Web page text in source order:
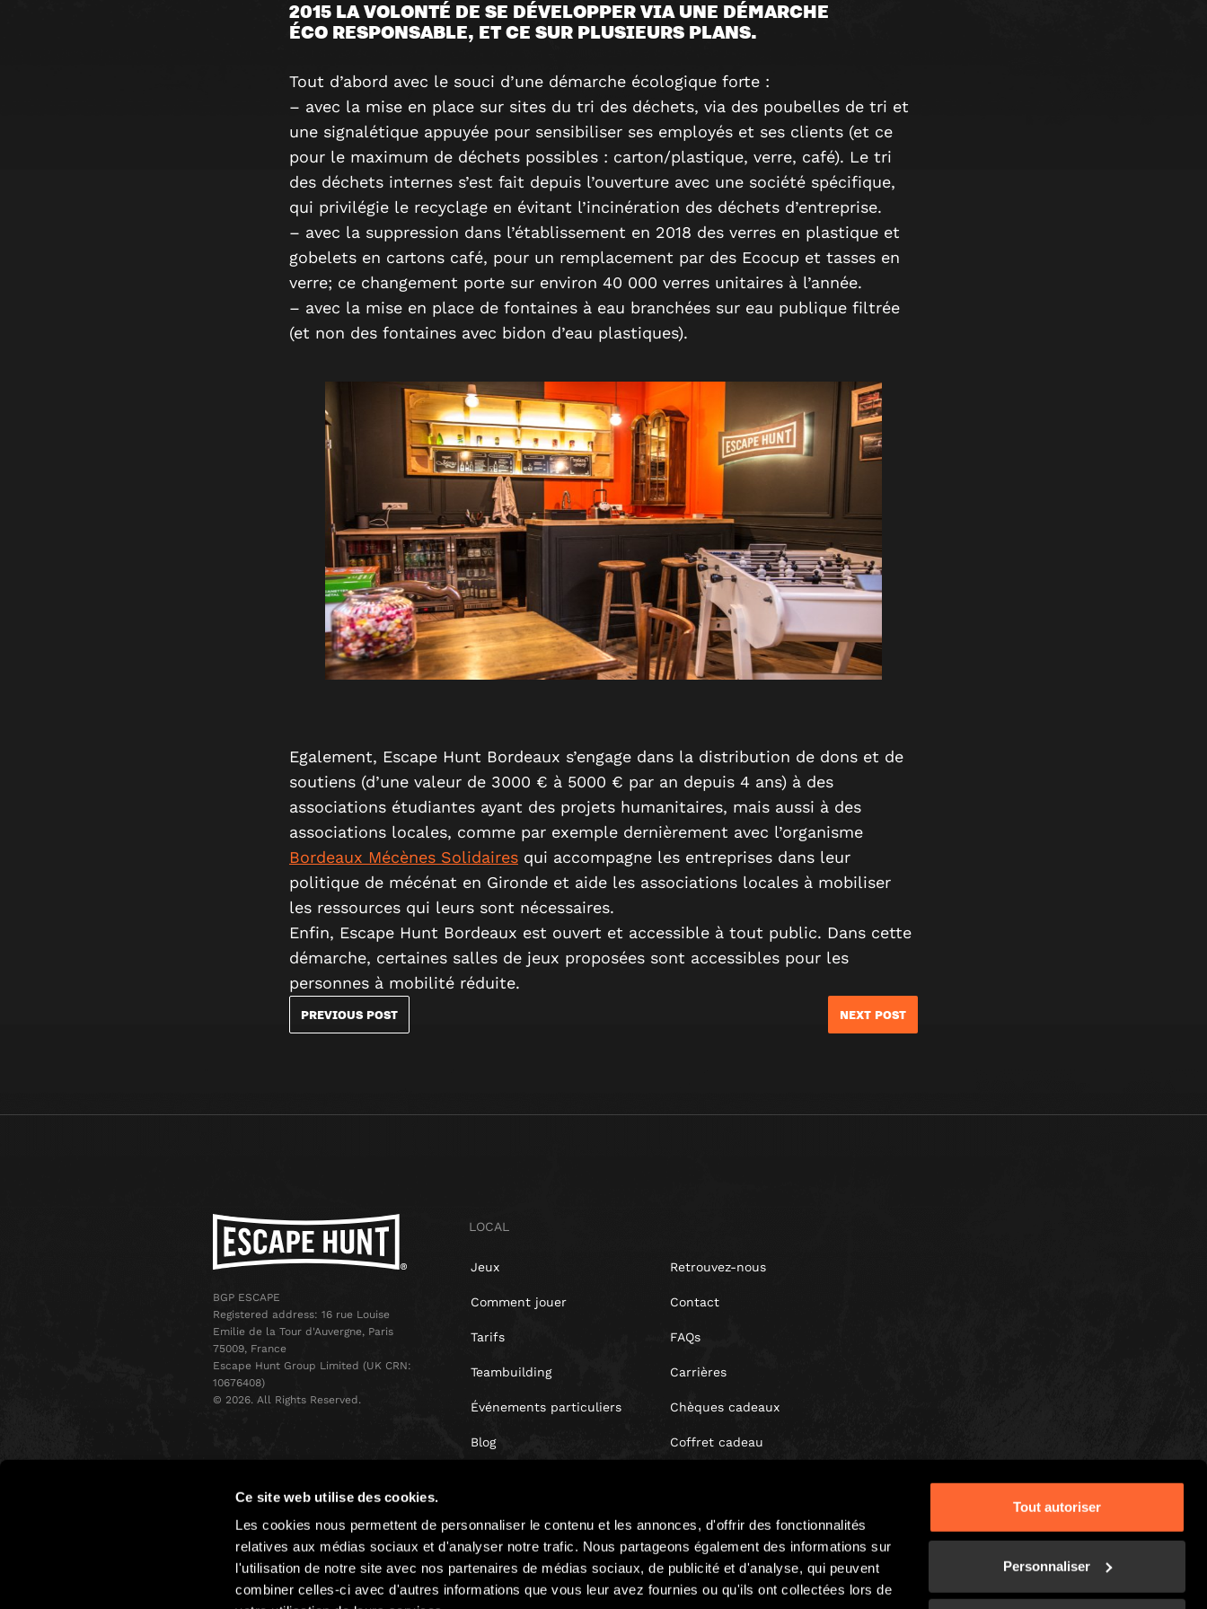
Ce site web utilise des cookies.
Les cookies nous permettent de personnaliser le contenu et les annonces, d'offrir des fonctionnalités
relatives aux médias sociaux et d'analyser notre trafic. Nous partageons également des informations sur
l'utilisation de notre site avec nos partenaires de médias sociaux, de publicité et d'analyse, qui peuvent
combiner celles-ci avec d'autres informations que vous leur avez fournies ou qu'ils ont collectées lors de
Tout autoriser
Personnaliser
2015 LA VOLONTÉ DE SE DÉVELOPPER VIA UNE DÉMARCHE
ÉCO RESPONSABLE, ET CE SUR PLUSIEURS PLANS.
Tout d’abord avec le souci d’une démarche écologique forte :
– avec la mise en place sur sites du tri des déchets, via des poubelles de tri et
une signalétique appuyée pour sensibiliser ses employés et ses clients (et ce
pour le maximum de déchets possibles : carton/plastique, verre, café). Le tri
des déchets internes s’est fait depuis l’ouverture avec une société spécifique,
qui privilégie le recyclage en évitant l’incinération des déchets d’entreprise.
– avec la suppression dans l’établissement en 2018 des verres en plastique et
gobelets en cartons café, pour un remplacement par des Ecocup et tasses en
verre; ce changement porte sur environ 40 000 verres unitaires à l’année.
– avec la mise en place de fontaines à eau branchées sur eau publique filtrée
(et non des fontaines avec bidon d’eau plastiques).
Egalement, Escape Hunt Bordeaux s’engage dans la distribution de dons et de
soutiens (d’une valeur de 3000 € à 5000 € par an depuis 4 ans) à des
associations étudiantes ayant des projets humanitaires, mais aussi à des
associations locales, comme par exemple dernièrement avec l’organisme
Bordeaux Mécènes Solidaires qui accompagne les entreprises dans leur
politique de mécénat en Gironde et aide les associations locales à mobiliser
les ressources qui leurs sont nécessaires.
Enfin, Escape Hunt Bordeaux est ouvert et accessible à tout public. Dans cette
démarche, certaines salles de jeux proposées sont accessibles pour les
personnes à mobilité réduite.
PREVIOUS POST NEXT POST
BGP ESCAPE
Registered address: 16 rue Louise
Emilie de la Tour d'Auvergne, Paris
75009, France
Escape Hunt Group Limited (UK CRN:
10676408)
©️ 2026. All Rights Reserved.
LOCAL
Jeux
Comment jouer
Tarifs
Teambuilding
Événements particuliers
Blog
Retrouvez-nous
Contact
FAQs
Carrières
Chèques cadeaux
Coffret cadeau